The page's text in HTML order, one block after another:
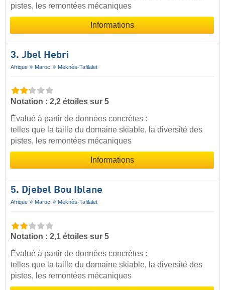
pistes, les remontées mécaniques
Informations
3. Jbel Hebri
Afrique Maroc Meknès-Tafilalet
Notation : 2,2 étoiles sur 5
Évalué à partir de données concrètes :
telles que la taille du domaine skiable, la diversité des
pistes, les remontées mécaniques
Informations
5. Djebel Bou Iblane
Afrique Maroc Meknès-Tafilalet
Notation : 2,1 étoiles sur 5
Évalué à partir de données concrètes :
telles que la taille du domaine skiable, la diversité des
pistes, les remontées mécaniques